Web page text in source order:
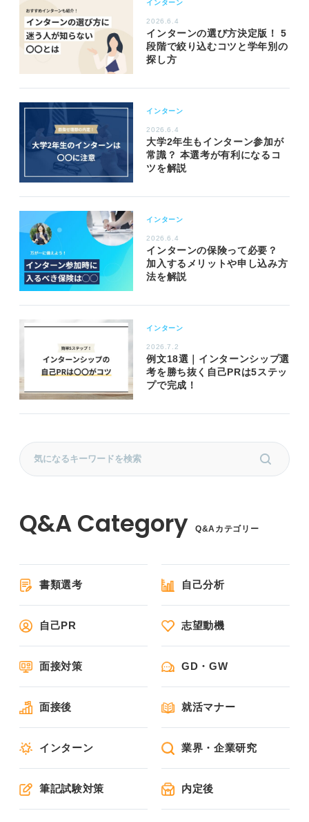
インターン
2026.6.4
インターンの選び方決定版！ 5
段階で絞り込むコツと学年別の
探し方
インターン
2026.6.4
大学2年生もインターン参加が
常識？ 本選考が有利になるコ
ツを解説
インターン
2026.6.4
インターンの保険って必要？
加入するメリットや申し込み方
法を解説
インターン
2026.7.2
例文18選｜インターンシップ選
考を勝ち抜く自己PRは5ステッ
プで完成！
Q&Aカテゴリー
書類選考 自己分析
自己PR 志望動機
面接対策 GD・GW
面接後 就活マナー
インターン 業界・企業研究
筆記試験対策 内定後